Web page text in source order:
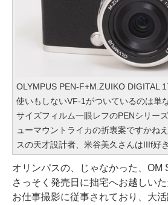
OLYMPUS PEN-F+M.ZUIKO DIGITAL
使いもしないVF-1がついているのは単
サイズフィルム一眼レフのPENシリー
ューマウントライカの折衷案ですかね
スの天才設計者、米谷美久さんはIIIf好
オリンパスの、じゃなかった、OM
さっそく発売日に拙宅へお越しい
お仕事撮影に従事されており、大